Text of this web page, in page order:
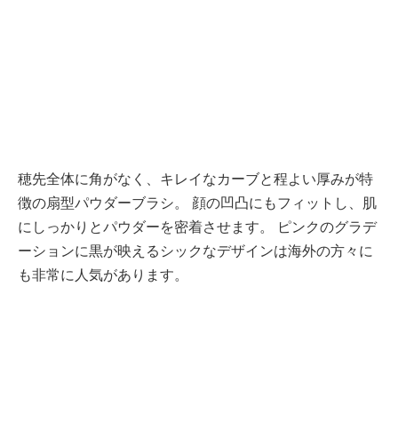
穂先全体に角がなく、キレイなカーブと程よい厚みが特
徴の扇型パウダーブラシ。 顔の凹凸にもフィットし、肌
にしっかりとパウダーを密着させます。 ピンクのグラデ
ーションに黒が映えるシックなデザインは海外の方々に
も非常に人気があります。